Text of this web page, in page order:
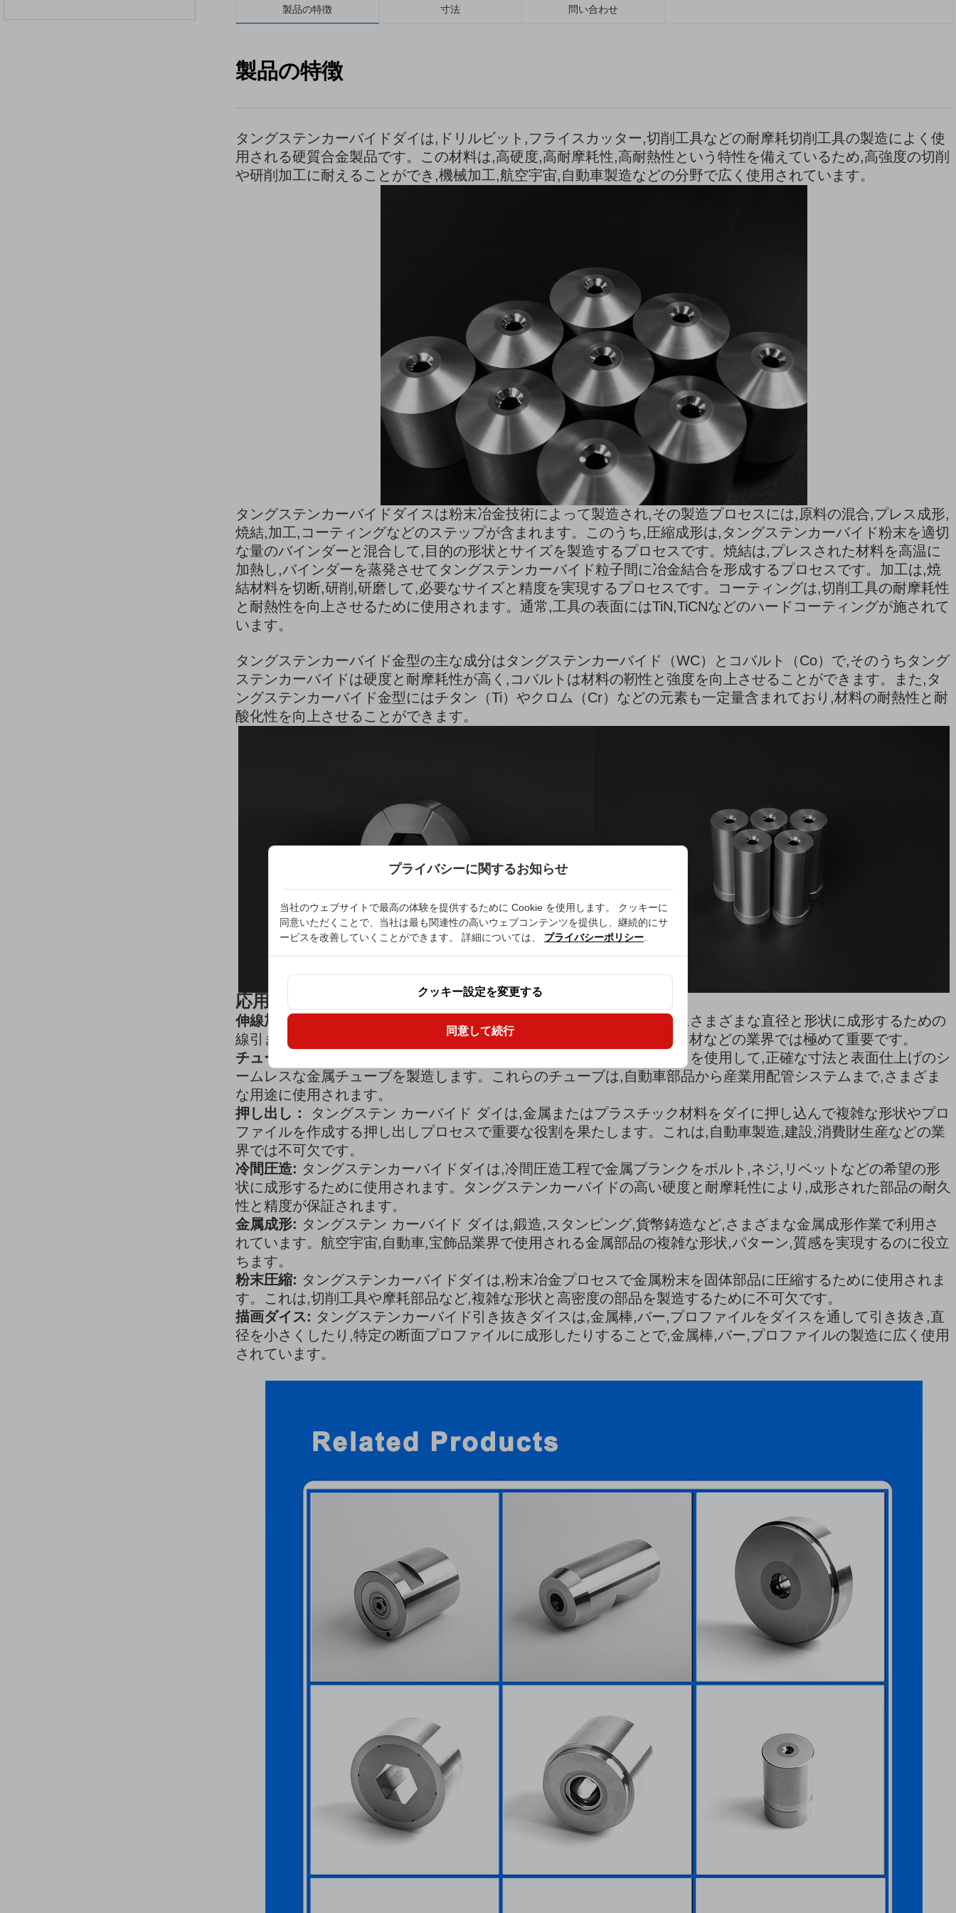
製品の特徴 寸法 問い合わせ
製品の特徴
タングステンカーバイドダイは,ドリルビット,フライスカッター,切削工具などの耐摩耗切削工具の製造によく使
用される硬質合金製品です。この材料は,高硬度,高耐摩耗性,高耐熱性という特性を備えているため,高強度の切削
や研削加工に耐えることができ,機械加工,航空宇宙,自動車製造などの分野で広く使用されています。
タングステンカーバイドダイスは粉末冶金技術によって製造され,その製造プロセスには,原料の混合,プレス成形,
焼結,加工,コーティングなどのステップが含まれます。このうち,圧縮成形は,タングステンカーバイド粉末を適切
な量のバインダーと混合して,目的の形状とサイズを製造するプロセスです。焼結は,プレスされた材料を高温に
加熱し,バインダーを蒸発させてタングステンカーバイド粒子間に冶金結合を形成するプロセスです。加工は,焼
結材料を切断,研削,研磨して,必要なサイズと精度を実現するプロセスです。コーティングは,切削工具の耐摩耗性
と耐熱性を向上させるために使用されます。通常,工具の表面にはTiN,TiCNなどのハードコーティングが施されて
います。
タングステンカーバイド金型の主な成分はタングステンカーバイド（WC）とコバルト（Co）で,そのうちタング
ステンカーバイドは硬度と耐摩耗性が高く,コバルトは材料の靭性と強度を向上させることができます。また,タ
ングステンカーバイド金型にはチタン（Ti）やクロム（Cr）などの元素も一定量含まれており,材料の耐熱性と耐
酸化性を向上させることができます。
応用：
伸線加工:
タングステンカーバイドダイスは,金属線を高精度かつ均一にさまざまな直径と形状に成形するための
線引き工程でよく使用されます。これは,電気配線,ケーブル製造,建設資材などの業界では極めて重要です。
チューブ図面:
チューブ引き抜き工程では,タングステンカーバイドダイを使用して,正確な寸法と表面仕上げのシ
ームレスな金属チューブを製造します。これらのチューブは,自動車部品から産業用配管システムまで,さまざま
な用途に使用されます。
押し出し：
タングステン カーバイド ダイは,金属またはプラスチック材料をダイに押し込んで複雑な形状やプロ
ファイルを作成する押し出しプロセスで重要な役割を果たします。これは,自動車製造,建設,消費財生産などの業
界では不可欠です。
冷間圧造: タングステンカーバイドダイは,冷間圧造工程で金属ブランクをボルト,ネジ,リベットなどの希望の形
状に成形するために使用されます。タングステンカーバイドの高い硬度と耐摩耗性により,成形された部品の耐久
性と精度が保証されます。
金属成形: タングステン カーバイド ダイは,鍛造,スタンピング,貨幣鋳造など,さまざまな金属成形作業で利用さ
れています。航空宇宙,自動車,宝飾品業界で使用される金属部品の複雑な形状,パターン,質感を実現するのに役立
ちます。
粉末圧縮: タングステンカーバイドダイは,粉末冶金プロセスで金属粉末を固体部品に圧縮するために使用されま
す。これは,切削工具や摩耗部品など,複雑な形状と高密度の部品を製造するために不可欠です。
描画ダイス: タングステンカーバイド引き抜きダイスは,金属棒,バー,プロファイルをダイスを通して引き抜き,直
径を小さくしたり,特定の断面プロファイルに成形したりすることで,金属棒,バー,プロファイルの製造に広く使用
されています。
プライバシーに関するお知らせ
当社のウェブサイトで最高の体験を提供するために Cookie を使用します。 クッキーに
同意いただくことで、当社は最も関連性の高いウェブコンテンツを提供し、継続的にサ
ービスを改善していくことができます。 詳細については、 プライバシーポリシー
クッキー設定を変更する
同意して続行